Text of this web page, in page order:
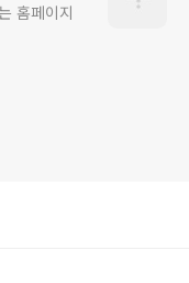
홈페이지